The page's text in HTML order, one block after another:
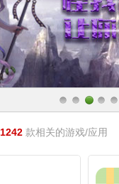
1242 款相关的游戏/应用